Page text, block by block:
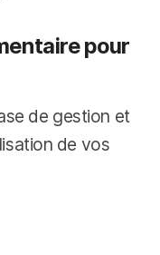
pour
de gestion et
de vos